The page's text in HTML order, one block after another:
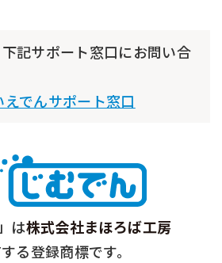
記サポート窓口にお問い合
えでんサポート窓口
」は株式会社まほろば工房
る登録商標です。